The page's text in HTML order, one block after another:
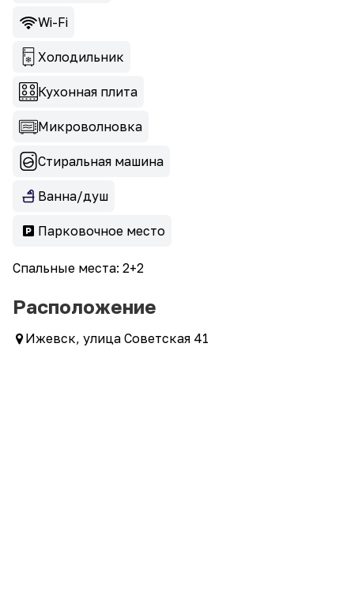
Wi-Fi
Холодильник
Кухонная плита
Микроволновка
Стиральная машина
Ванна/душ
Парковочное место
Спальные места: 2+2
Расположение
Ижевск, улица Советская 41